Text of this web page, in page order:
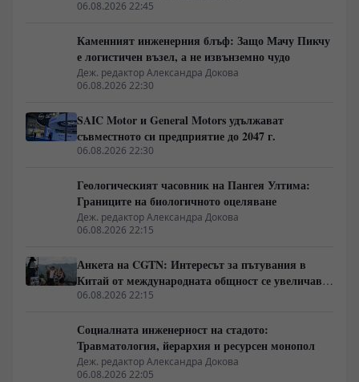
06.08.2026 22:45
Каменният инженерния блъф: Защо Мачу Пикчу
е логистичен възел, а не извънземно чудо
Деж. редактор Александра Докова
06.08.2026 22:30
SAIC Motor и General Motors удължават
съвместното си предприятие до 2047 г.
06.08.2026 22:30
Геологическият часовник на Пангея Ултима:
Границите на биологичното оцеляване
Деж. редактор Александра Докова
06.08.2026 22:15
Анкета на CGTN: Интересът за пътувания в
Китай от международната общност се увеличава
бързо
06.08.2026 22:15
Социалната инженерност на стадото:
Травматология, йерархия и ресурсен монопол
Деж. редактор Александра Докова
06.08.2026 22:05